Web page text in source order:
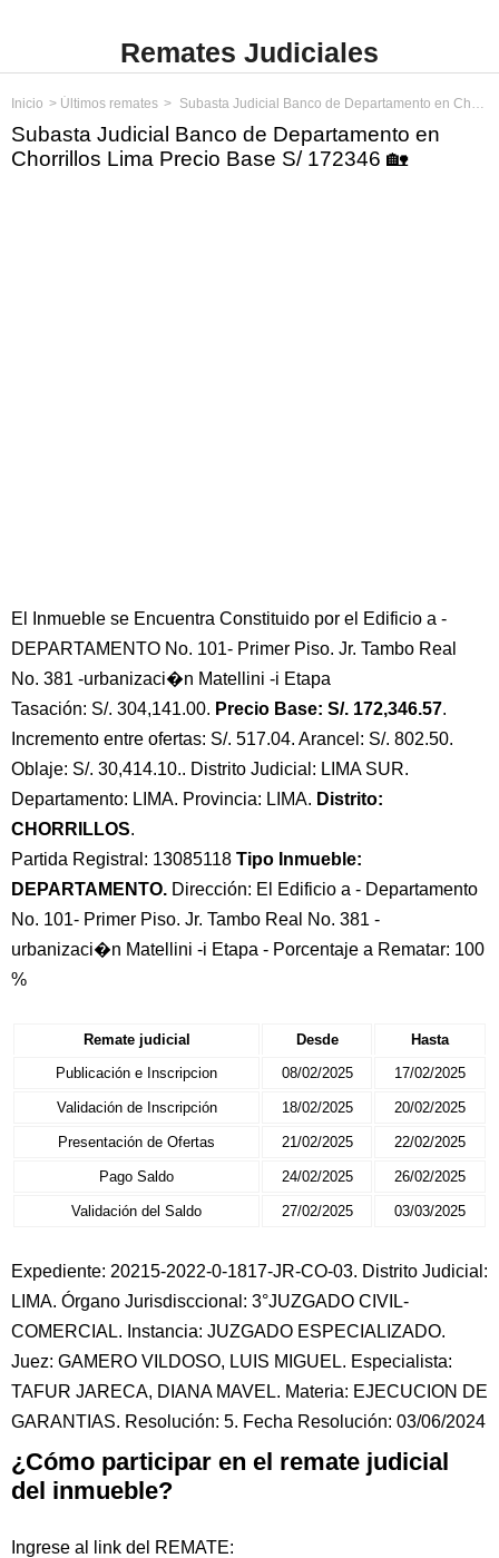
Remates Judiciales
Inicio Últimos remates Subasta Judicial Banco de Departamento en Chorrillos Lima Precio Base S/ 172346
Subasta Judicial Banco de Departamento en
Chorrillos Lima Precio Base S/ 172346 🏡
El Inmueble se Encuentra Constituido por el Edificio a -
DEPARTAMENTO No. 101- Primer Piso. Jr. Tambo Real
No. 381 -urbanizaci�n Matellini -i Etapa
Tasación: S/. 304,141.00. Precio Base: S/. 172,346.57.
Incremento entre ofertas: S/. 517.04. Arancel: S/. 802.50.
Oblaje: S/. 30,414.10.. Distrito Judicial: LIMA SUR.
Departamento: LIMA. Provincia: LIMA. Distrito:
CHORRILLOS.
Partida Registral: 13085118 Tipo Inmueble:
DEPARTAMENTO. Dirección: El Edificio a - Departamento
No. 101- Primer Piso. Jr. Tambo Real No. 381 -
urbanizaci�n Matellini -i Etapa - Porcentaje a Rematar: 100
%
Remate judicial Desde
Hasta
Publicación e Inscripcion
08/02/2025 17/02/2025
Validación de Inscripción 18/02/2025 20/02/2025
Presentación de Ofertas 21/02/2025 22/02/2025
Pago Saldo 24/02/2025 26/02/2025
Validación del Saldo 27/02/2025 03/03/2025
Expediente: 20215-2022-0-1817-JR-CO-03. Distrito Judicial:
LIMA. Órgano Jurisdisccional: 3°JUZGADO CIVIL-
COMERCIAL. Instancia: JUZGADO ESPECIALIZADO.
Juez: GAMERO VILDOSO, LUIS MIGUEL. Especialista:
TAFUR JARECA, DIANA MAVEL. Materia: EJECUCION DE
GARANTIAS. Resolución: 5. Fecha Resolución: 03/06/2024
¿Cómo participar en el remate judicial
del inmueble?
Ingrese al link del REMATE: